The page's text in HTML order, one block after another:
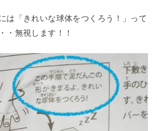
は「きれいな球体をつくろう！」って
・無視します！！